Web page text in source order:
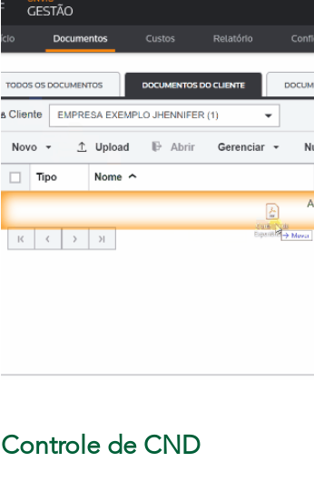
Controle de CND